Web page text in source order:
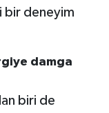
bir deneyim
damga
biri de